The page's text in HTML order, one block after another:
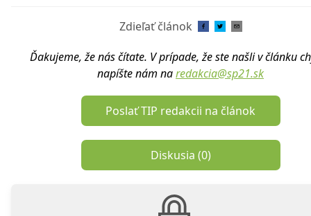
Zdieľať článok
Ďakujeme, že nás čítate. V prípade, že ste našli v článku
napíšte nám naredakcia@sp21.sk
Poslať TIP redakcii na článok
Diskusia (0)